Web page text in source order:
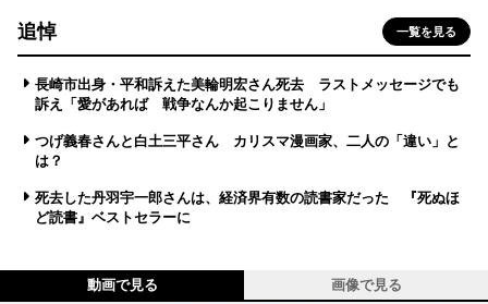
追悼 一覧を見る
長崎市出身・平和訴えた美輪明宏さん死去 ラストメッセージでも
訴え「愛があれば 戦争なんか起こりません」
つげ義春さんと白土三平さん カリスマ漫画家、二人の「違い」と
は？
死去した丹羽宇一郎さんは、経済界有数の読書家だった 『死ぬほ
ど読書』ベストセラーに
動画で見る 画像で見る